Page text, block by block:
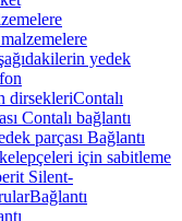
yedek
dirsekleriContalı
Contalı bağlantı
parçası Bağlantı
için sabitleme
Silent-
Bağlantı